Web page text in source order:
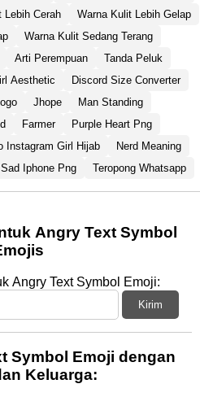
Lebih Cerah
Warna Kulit Lebih Gelap
Warna Kulit Sedang Terang
Arti Perempuan
Tanda Peluk
Aesthetic
Discord Size Converter
Jhope
Man Standing
Farmer
Purple Heart Png
Instagram Girl Hijab
Nerd Meaning
Sad Iphone Png Teropong Whatsapp
Angry Text Symbol
Angry Text Symbol Emoji:
Kirim
Symbol Emoji dengan
Keluarga: